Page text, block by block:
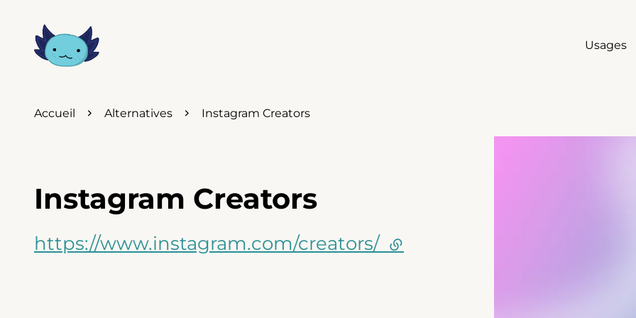
Usages
Accueil Alternatives Instagram Creators
Instagram Creators
https://www.instagram.com/creators/ (lien externe)